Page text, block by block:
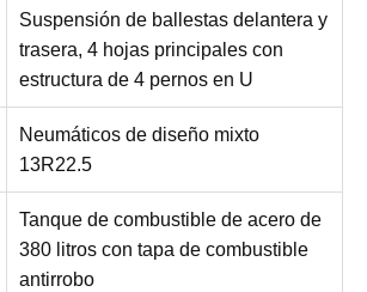
Suspensión de ballestas delantera y
trasera, 4 hojas principales con
estructura de 4 pernos en U
Neumáticos de diseño mixto
13R22.5
Tanque de combustible de acero de
380 litros con tapa de combustible
antirrobo